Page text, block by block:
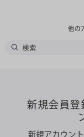
他の
新規会員
新規アカウン